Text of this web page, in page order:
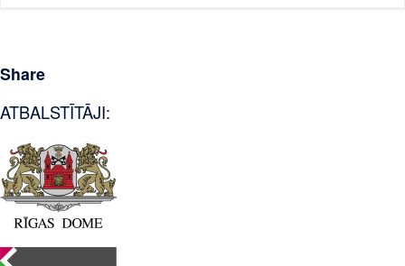
Share
ATBALSTĪTĀJI: